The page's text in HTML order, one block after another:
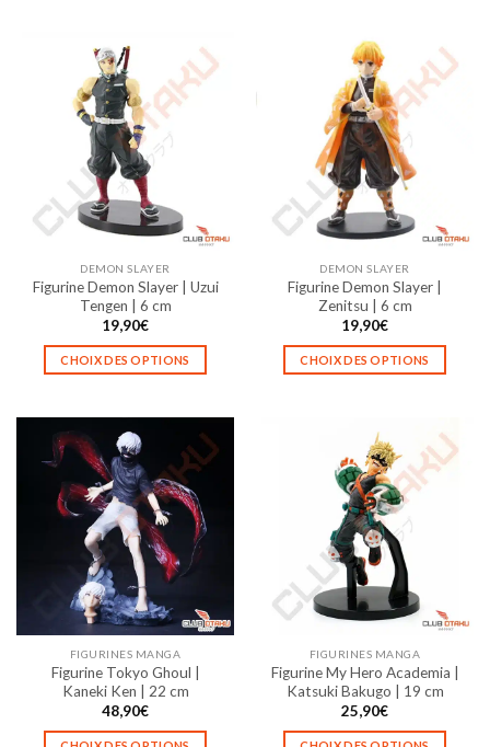
a
plusieurs
variations.
Les
options
peuvent
être
choisies
sur
page
du
produit
a
plusieurs
variations.
Les
options
peuvent
être
choisies
sur
page
du
produit
DEMON SLAYER
Figurine Demon Slayer | Uzui
Tengen | 6 cm
19,90€
CHOIX DES OPTIONS
a
plusieurs
variations.
Les
options
peuvent
être
choisies
sur
la
page
du
produit
DEMON SLAYER
Figurine Demon Slayer |
Zenitsu | 6 cm
19,90€
CHOIX DES OPTIONS
plusieurs
variations.
Les
options
peuvent
être
choisies
sur
page
du
produit
FIGURINES MANGA
Figurine Tokyo Ghoul |
Kaneki Ken | 22 cm
48,90€
FIGURINES MANGA
Figurine My Hero Academia |
Katsuki Bakugo | 19 cm
25,90€